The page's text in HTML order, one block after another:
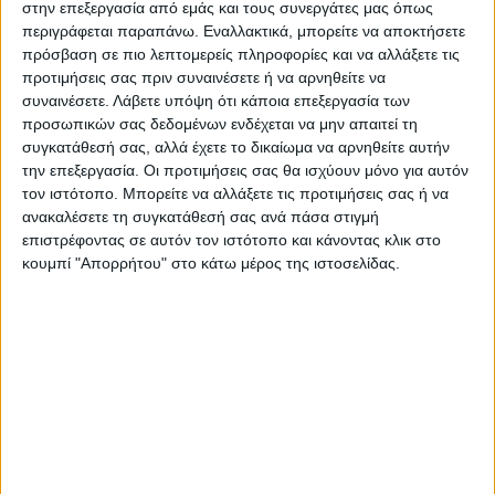
στην επεξεργασία από εμάς και τους συνεργάτες μας όπως
περιγράφεται παραπάνω. Εναλλακτικά, μπορείτε να αποκτήσετε
πρόσβαση σε πιο λεπτομερείς πληροφορίες και να αλλάξετε τις
προτιμήσεις σας πριν συναινέσετε ή να αρνηθείτε να
συναινέσετε. Λάβετε υπόψη ότι κάποια επεξεργασία των
προσωπικών σας δεδομένων ενδέχεται να μην απαιτεί τη
συγκατάθεσή σας, αλλά έχετε το δικαίωμα να αρνηθείτε αυτήν
την επεξεργασία. Οι προτιμήσεις σας θα ισχύουν μόνο για αυτόν
τον ιστότοπο. Μπορείτε να αλλάξετε τις προτιμήσεις σας ή να
ανακαλέσετε τη συγκατάθεσή σας ανά πάσα στιγμή
επιστρέφοντας σε αυτόν τον ιστότοπο και κάνοντας κλικ στο
κουμπί "Απορρήτου" στο κάτω μέρος της ιστοσελίδας.
https://neosagon.gr
Η Αρχαιότερη Καθημερινή Πρωινή Εφημερίδα της Καρδίτσας
ΠΑΡΟΜΟΙΑ ΑΡΘΡΑ